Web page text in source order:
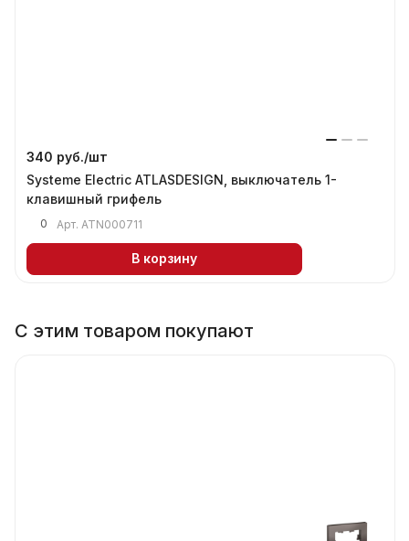
340 руб./шт
Systeme Electric ATLASDESIGN, выключатель 1-
клавишный грифель
0 Арт. ATN000711
В корзину
С этим товаром покупают